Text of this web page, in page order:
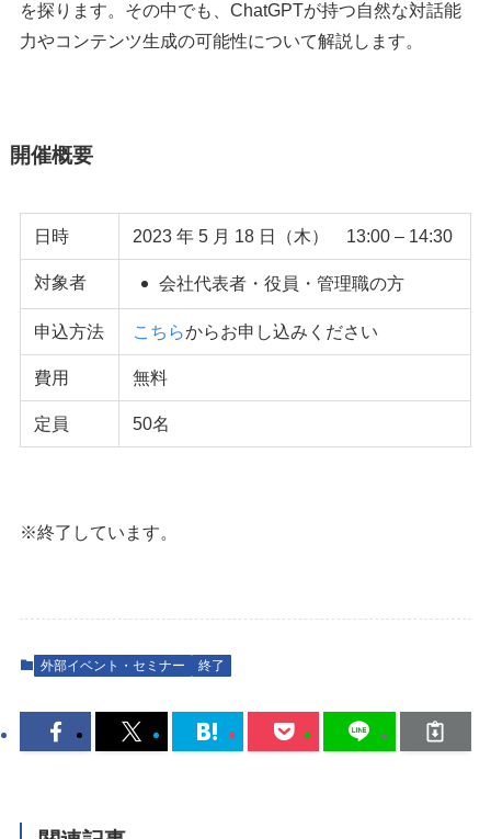
を探ります。その中でも、ChatGPTが持つ自然な対話能
力やコンテンツ生成の可能性について解説します。
開催概要
日時 2023 年 5 月 18 日（木） 13:00 – 14:30
対象者 会社代表者・役員・管理職の方
申込方法 こちらからお申し込みください
費用 無料
定員 50名
※終了しています。
外部イベント・セミナー 終了